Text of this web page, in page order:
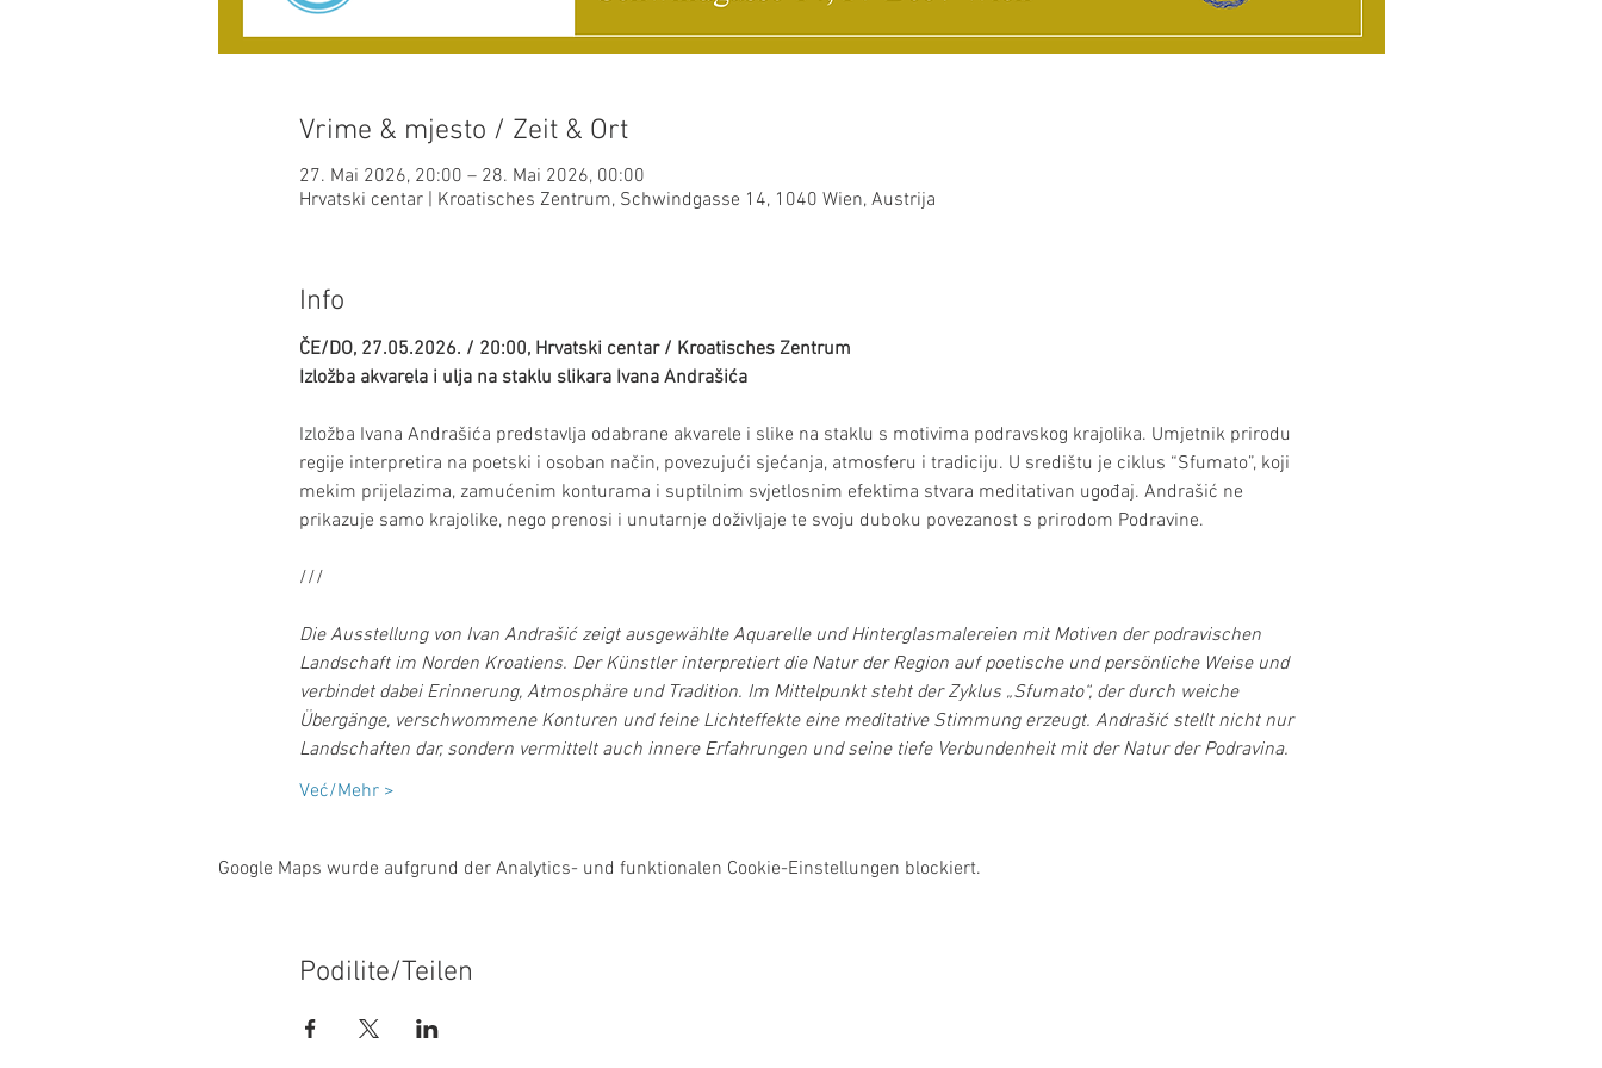
Vrime & mjesto / Zeit & Ort
27. Mai 2026, 20:00 – 28. Mai 2026, 00:00
Hrvatski centar | Kroatisches Zentrum, Schwindgasse 14, 1040 Wien, Austrija
Info
ČE/DO, 27.05.2026. / 20:00, Hrvatski centar / Kroatisches Zentrum
Izložba akvarela i ulja na staklu slikara Ivana Andrašića
Izložba Ivana Andrašića predstavlja odabrane akvarele i slike na staklu s motivima podravskog krajolika. Umjetnik prirodu
regije interpretira na poetski i osoban način, povezujući sjećanja, atmosferu i tradiciju. U središtu je ciklus “Sfumato”, koji
mekim prijelazima, zamućenim konturama i suptilnim svjetlosnim efektima stvara meditativan ugođaj. Andrašić ne
prikazuje samo krajolike, nego prenosi i unutarnje doživljaje te svoju duboku povezanost s prirodom Podravine.
///
Die Ausstellung von Ivan Andrašić zeigt ausgewählte Aquarelle und Hinterglasmalereien mit Motiven der podravischen
Landschaft im Norden Kroatiens. Der Künstler interpretiert die Natur der Region auf poetische und persönliche Weise und
verbindet dabei Erinnerung, Atmosphäre und Tradition. Im Mittelpunkt steht der Zyklus „Sfumato“, der durch weiche
Übergänge, verschwommene Konturen und feine Lichteffekte eine meditative Stimmung erzeugt. Andrašić stellt nicht nur
Landschaften dar, sondern vermittelt auch innere Erfahrungen und seine tiefe Verbundenheit mit der Natur der Podravina.
Već/Mehr >
Google Maps wurde aufgrund der Analytics- und funktionalen Cookie-Einstellungen blockiert.
Podilite/Teilen